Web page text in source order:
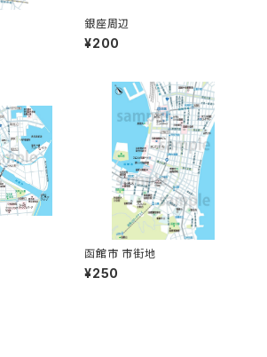
銀座周辺
¥200
函館市 市街地
¥250